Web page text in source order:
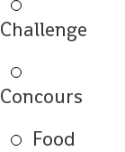
Challenge
Concours
Food